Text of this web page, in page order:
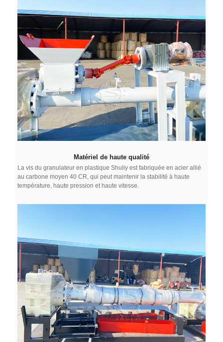
Matériel de haute qualité
La vis du granulateur en plastique Shuliy est fabriquée en acier allié
au carbone moyen 40 CR, qui peut maintenir la stabilité à haute
température, haute pression et haute vitesse.